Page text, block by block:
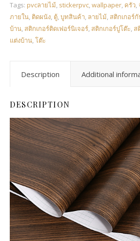
Tags: pvcลายไม้, stickerpvc,wallpaper, ครัว,
ภายใน, ติดผนัง, ตู้,บูทสินค้า, ลายไม้, สติกเกอร์
บ้าน, สติกเกอร์ติดเฟอร์นิเจอร์, สติกเกอร์ปูโต๊ะ, ส
แต่งบ้าน,โต๊ะ
Description Additional
DESCRIPTION